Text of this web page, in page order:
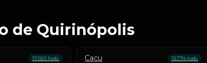
de Quirinópolis
17.020 hab. Caçu 13.774 hab.